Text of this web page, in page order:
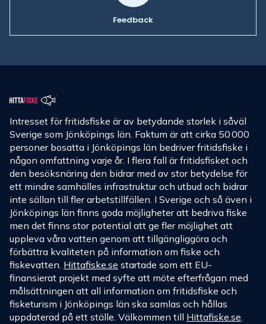
Feedback
Intresset för fritidsfiske är av betydande storlek i såväl
Sverige som Jönköpings län. Faktum är att cirka 50 000
personer bosatta i Jönköpings län bedriver fritidsfiske i
någon omfattning varje år. I flera fall är fritidsfisket och
den besöksnäring den bidrar med av stor betydelse för
ett mindre samhälles infrastruktur och utbud och bidrar
inte sällan till fler arbetstillfällen. I Sverige och så även i
Jönköpings län finns goda möjligheter att bedriva fiske
men det finns stor potential att ge fler möjlighet att
uppleva våra vatten genom att tillgängliggöra och
förbättra kvaliteten på information om fiske och
fiskevatten. Hittafiske.se startade som ett EU-
finansierat projekt med syfte att möte efterfrågan med
målsättningen att all information om fritidsfiske och
fisketurism i Jönköpings län ska samlas och hållas
uppdaterad på ett ställe. Välkommen till Hittafiske.se.